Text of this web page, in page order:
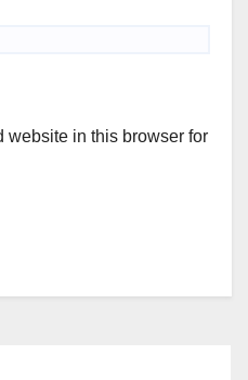
website in this browser for